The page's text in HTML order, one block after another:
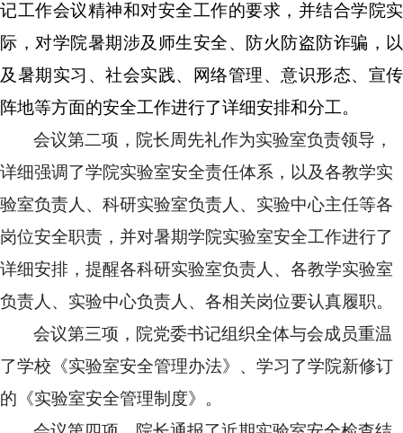
记工作会议精神和对安全工作的要求，并结合学院实
际，对学院暑期涉及师生安全、防火防盗防诈骗，以
及暑期实习、社会实践、网络管理、意识形态、宣传
阵地等方面的安全工作进行了详细安排和分工。
会议第二项，院长周先礼作为实验室负责领导，
详细强调了学院实验室安全责任体系，以及各教学实
验室负责人、科研实验室负责人、实验中心主任等各
岗位安全职责，并对暑期学院实验室安全工作进行了
详细安排，提醒各科研实验室负责人、各教学实验室
负责人、实验中心负责人、各相关岗位要认真履职。
会议第三项，院党委书记组织全体与会成员重温
了学校《实验室安全管理办法》、学习了学院新修订
的《实验室安全管理制度》。